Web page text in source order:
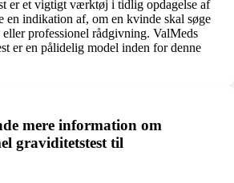
er et vigtigt værktøj i tidlig opdagelse af
en indikation af, om en kvinde skal søge
professionel rådgivning. ValMeds
er en pålidelig model inden for denne
mere information om
graviditetstest til